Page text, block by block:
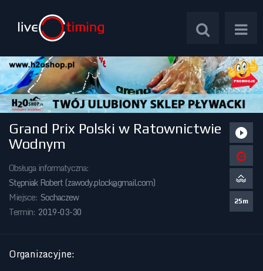
Zawody Międzynarodowe
Zawody Okręgowe
Kalendarz Imprez
Grand Prix Polski w Ratownictwie
Wodnym
Obsługa informatyczna:
Stępniak Robert (zawody.plock@gmail.com)
Miejsce: Sochaczew
Termin: 2019-03-30
25m
Organizacyjne: